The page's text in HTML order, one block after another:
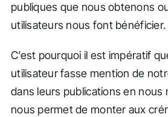
publiques que nous obtenons
utilisateurs nous font bénéficier.
C’est pourquoi il est impératif
utilisateur fasse mention de
dans leurs publications en nous
nous permet de monter aux